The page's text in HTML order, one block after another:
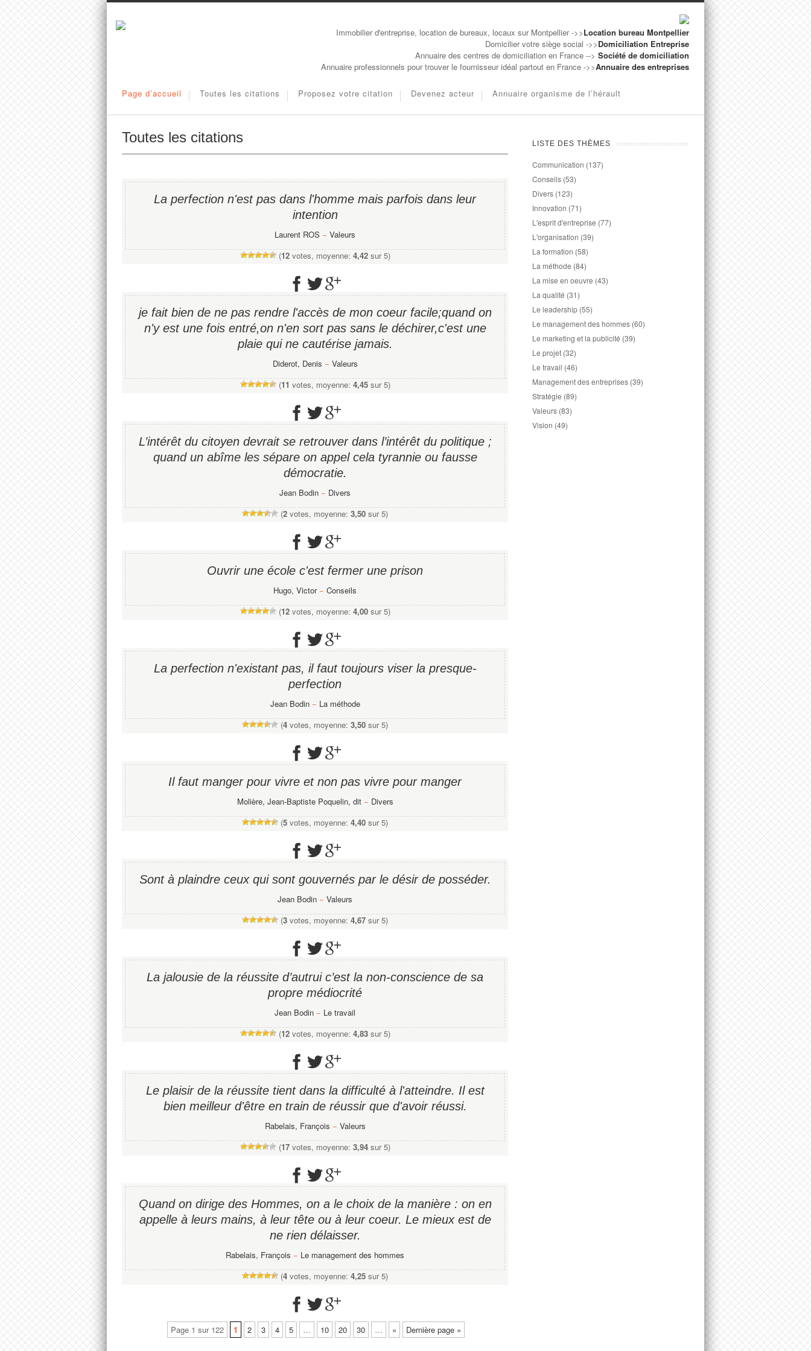
Immobilier d'entreprise, location de bureaux, locaux sur Montpellier ->>Location bureau Montpellier
Domicilier votre siège social ->>Domiciliation Entreprise
Annuaire des centres de domiciliation en France --> Société de domiciliation
Annuaire professionnels pour trouver le fournisseur idéal partout en France ->>Annuaire des entreprises
Page d’accueil Toutes les citations Proposez votre citation Devenez acteur Annuaire organisme de l’hérault
Toutes les citations
La perfection n'est pas dans l'homme mais parfois dans leur
intention
Laurent ROS − Valeurs
(12votes, moyenne: 4,42sur 5)
je fait bien de ne pas rendre l'accès de mon coeur facile;quand on
n'y est une fois entré,on n'en sort pas sans le déchirer,c'est une
plaie qui ne cautérise jamais.
Diderot, Denis − Valeurs
(11 votes, moyenne: 4,45sur 5)
L’intérêt du citoyen devrait se retrouver dans l’intérêt du politique ;
quand un abîme les sépare on appel cela tyrannie ou fausse
démocratie.
Jean Bodin − Divers
(2 votes, moyenne: 3,50 sur 5)
Ouvrir une école c'est fermer une prison
Hugo, Victor− Conseils
(12votes, moyenne: 4,00sur 5)
La perfection n'existant pas, il faut toujours viser la presque-
perfection
Jean Bodin− La méthode
(4 votes, moyenne: 3,50 sur 5)
Il faut manger pour vivre et non pas vivre pour manger
Molière, Jean-Baptiste Poquelin, dit− Divers
(5 votes, moyenne: 4,40 sur 5)
Sont à plaindre ceux qui sont gouvernés par le désir de posséder.
Jean Bodin − Valeurs
(3 votes, moyenne: 4,67 sur 5)
La jalousie de la réussite d’autrui c’est la non-conscience de sa
propre médiocrité
Jean Bodin − Le travail
(12votes, moyenne: 4,83sur 5)
Le plaisir de la réussite tient dans la difficulté à l'atteindre. Il est
bien meilleur d'être en train de réussir que d'avoir réussi.
Rabelais, François − Valeurs
(17votes, moyenne: 3,94sur 5)
Quand on dirige des Hommes, on a le choix de la manière : on en
appelle à leurs mains, à leur tête ou à leur coeur. Le mieux est de
ne rien délaisser.
Rabelais, François − Le management des hommes
(4 votes, moyenne: 4,25 sur 5)
Page 1 sur 122 1 2 3 4 5 … 10 20 30 … » Dernière page »
LISTE DES THÈMES
Communication (137)
Conseils (53)
Divers (123)
Innovation (71)
L'esprit d'entreprise (77)
L'organisation (39)
La formation (58)
La méthode (84)
La mise en oeuvre (43)
La qualité (31)
Le leadership (55)
Le management des hommes (60)
Le marketing et la publicité (39)
Le projet (32)
Le travail (46)
Management des entreprises (39)
Stratégie (89)
Valeurs (83)
Vision (49)